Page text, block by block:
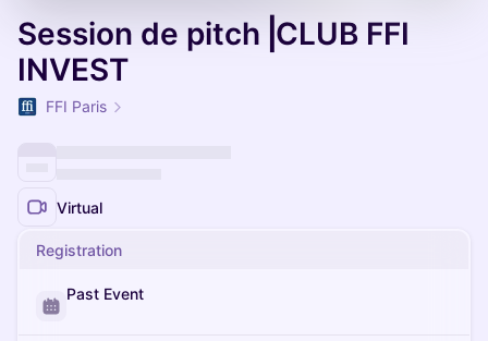
Session de pitch⎥CLUB FFI
INVEST
FFI Paris
Virtual
Registration
Past Event